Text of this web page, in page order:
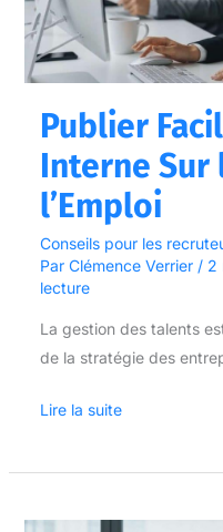
Publier
Interne Sur
l’Emploi
Conseils pour les
Par Clémence Verrier / 2
lecture
La gestion des talents
de la stratégie des
la
Bourse
à
Lire la suite